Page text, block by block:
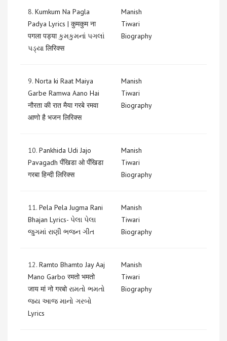
8. Kumkum Na Pagla
Padya Lyrics | कुमकुम ना
पगला पड्या કુમકુમનાં પગલાં
પડ્યા लिरिक्स
Manish
Tiwari
Biography
9. Norta ki Raat Maiya
Garbe Ramwa Aano Hai
नौरता की रात मैया गरबे रमवा
आणो है भजन लिरिक्स
Manish
Tiwari
Biography
10. Pankhida Udi Jajo
Pavagadh पँखिडा ओ पँखिडा
गरबा हिन्दी लिरिक्स
Manish
Tiwari
Biography
11. Pela Pela Jugma Rani
Bhajan Lyrics- પેલા પેલા
જુગમાં રાણી ભજન ગીત
Manish
Tiwari
Biography
12. Ramto Bhamto Jay Aaj
Mano Garbo रमतो भमतो
जाय मां नो गरबो રામતો ભમતો
જય આજ માનો ગરબો
Lyrics
Manish
Tiwari
Biography